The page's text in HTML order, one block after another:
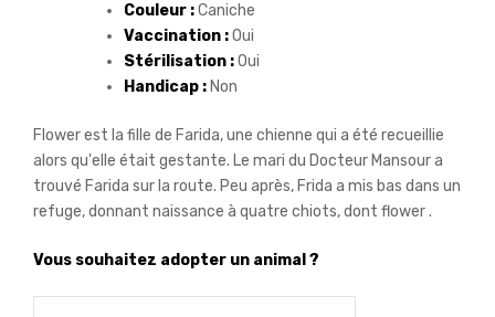
Couleur :Caniche
Vaccination :Oui
Stérilisation :Oui
Handicap : Non
Flower est la fille de Farida, une chienne qui a été recueillie
alors qu'elle était gestante. Le mari du Docteur Mansour a
trouvé Farida sur la route. Peu après, Frida a mis bas dans un
refuge, donnant naissance à quatre chiots, dont flower .
Vous souhaitez adopter un animal ?